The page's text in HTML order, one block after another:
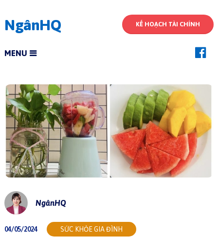
NgânHQ KẾ HOẠCH TÀI CHÍNH
MENU
NgânHQ
04/05/2024 SỨC KHỎE GIA ĐÌNH